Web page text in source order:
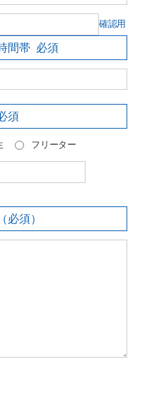
確認用
間帯 必須
須
フリーター
（必須）